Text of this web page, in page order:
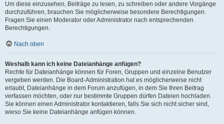
Um diese einzusehen, Beiträge zu lesen, zu schreiben oder andere Vorgänge
durchzuführen, brauchen Sie möglicherweise besondere Berechtigungen.
Fragen Sie einen Moderator oder Administrator nach entsprechenden
Berechtigungen.
Nach oben
Weshalb kann ich keine Dateianhänge anfügen?
Rechte für Dateianhänge können für Foren, Gruppen und einzelne Benutzer
vergeben werden. Die Board-Administration hat es möglicherweise nicht
erlaubt, Dateianhänge in dem Forum anzufügen, in dem Sie Ihren Beitrag
verfassen möchten, oder nur bestimmte Gruppen dürfen Dateien hochladen.
Sie können einen Administrator kontaktieren, falls Sie sich nicht sicher sind,
wieso Sie keine Dateianhänge anfügen können.